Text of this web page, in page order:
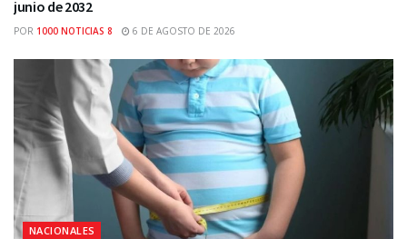
junio de 2032
POR 1000 NOTICIAS 8 6 DE AGOSTO DE 2026
NACIONALES